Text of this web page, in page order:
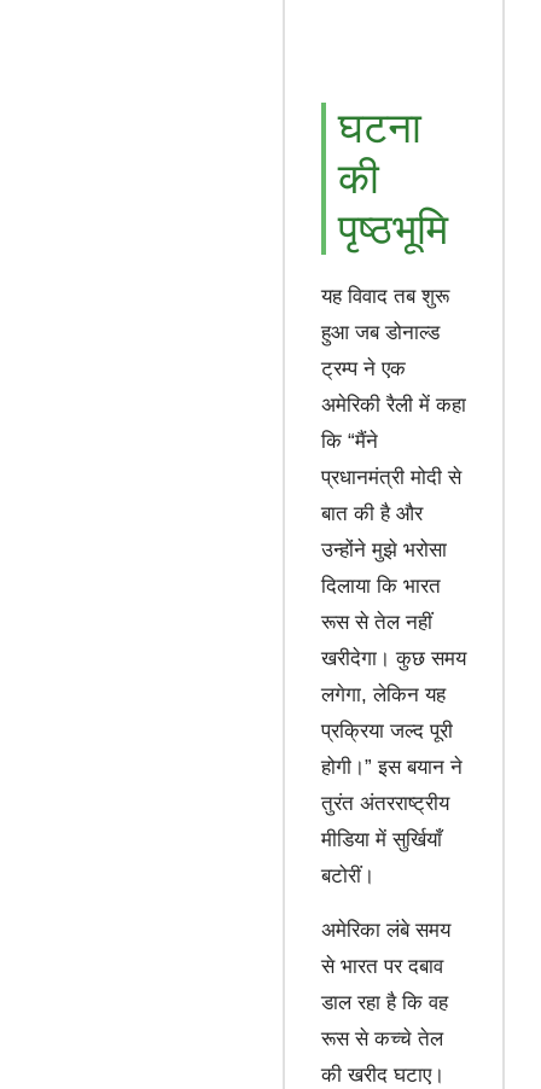
घटना
की
पृष्ठभूमि
यह विवाद तब शुरू
हुआ जब डोनाल्ड
ट्रम्प ने एक
अमेरिकी रैली में कहा
कि “मैंने
प्रधानमंत्री मोदी से
बात की है और
उन्होंने मुझे भरोसा
दिलाया कि भारत
रूस से तेल नहीं
खरीदेगा। कुछ समय
लगेगा, लेकिन यह
प्रक्रिया जल्द पूरी
होगी।” इस बयान ने
तुरंत अंतरराष्ट्रीय
मीडिया में सुर्खियाँ
बटोरीं।
अमेरिका लंबे समय
से भारत पर दबाव
डाल रहा है कि वह
रूस से कच्चे तेल
की खरीद घटाए।